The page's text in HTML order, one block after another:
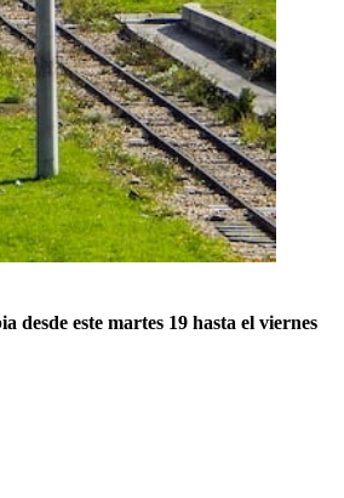
desde este martes 19 hasta el viernes